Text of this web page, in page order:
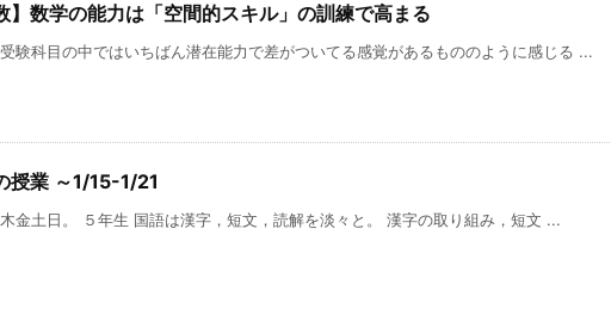
】数学の能力は「空間的スキル」の訓練で高まる
験科目の中ではいちばん潜在能力で差がついてる感覚があるもののように感じる ...
授業 ～1/15-1/21
金土日。 ５年生 国語は漢字，短文，読解を淡々と。 漢字の取り組み，短文 ...